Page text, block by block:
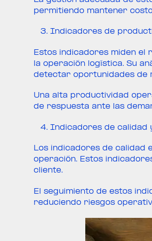
permitiendo mantener
Indicadores de
Estos indicadores miden el
la operación logística. Su
detectar oportunidades de
Una alta productividad
de respuesta ante las
Indicadores de calidad
Los indicadores de calidad
operación. Estos
cliente.
El seguimiento de estos
reduciendo riesgos